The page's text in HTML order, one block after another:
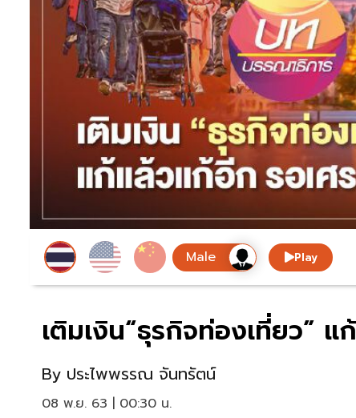
Play
เติมเงิน“ธุรกิจท่องเที่ยว”
By ประไพพรรณ จันทรัตน์
08 พ.ย. 63 | 00:30 น.